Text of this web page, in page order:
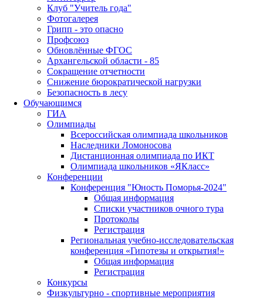
Клуб "Учитель года"
Фотогалерея
Грипп - это опасно
Профсоюз
Обновлённые ФГОС
Архангельской области - 85
Сокращение отчетности
Снижение бюрократической нагрузки
Безопасность в лесу
Обучающимся
ГИА
Олимпиады
Всероссийская олимпиада школьников
Наследники Ломоносова
Дистанционная олимпиада по ИКТ
Олимпиада школьников «ЯКласс»
Конференции
Конференция "Юность Поморья-2024"
Общая информация
Списки участников очного тура
Протоколы
Регистрация
Региональная учебно-исследовательская
конференция «Гипотезы и открытия!»
Общая информация
Регистрация
Конкурсы
Физкультурно - спортивные мероприятия